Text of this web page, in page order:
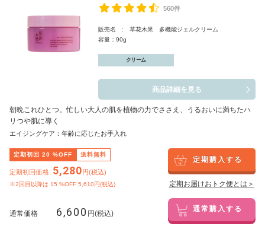
560件
販売名 : 草花木果 多機能ジェルクリーム
容量：90g
クリーム
商品詳細を見る
朝晩これひとつ。忙しい大人の肌を植物の力でささえ、うるおいに満ちたハ
リつや肌に導く
エイジングケア：年齢に応じたお手入れ
定期初回 20 %OFF 送料無料
定期初回価格: 5,280円(税込)
※2回目以降は 15 %OFF 5,610円(税込)
定期購入する
定期お届けおトク便とは＞
通常価格 6,600 円(税込) 通常購入する